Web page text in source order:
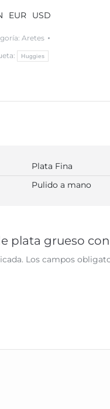
EUR USD
Aretes
Huggies
Plata Fina
Pulido a mano
plata grueso
Los campos